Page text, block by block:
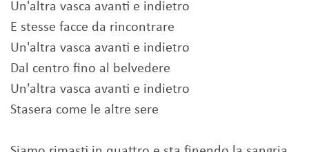
Un'altra vasca avanti e indietro
E stesse facce da rincontrare
Un'altra vasca avanti e indietro
Dal centro fino al belvedere
Un'altra vasca avanti e indietro
Stasera come le altre sere